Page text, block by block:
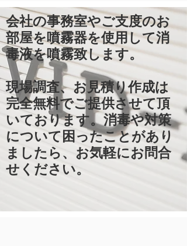
会社の事務室やご支度のお
部屋を噴霧器を使用して消
毒液を噴霧致します。
​現場調査、お見積り作成は
完全無料でご提供させて頂
いております。消毒や対策
について困ったことがあり
ましたら、お気軽にお問合
せください。